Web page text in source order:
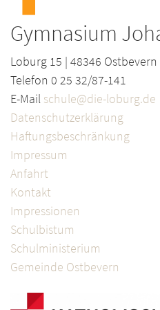
Gymnasium
Loburg 15 | 48346 Ostbevern
Telefon 0 25 32/87-141
E-Mail schule@die-loburg.de
Datenschutzerklärung
Haftungsbeschränkung
Impressum
Anfahrt
Kontakt
Impressionen
Schulbistum
Schulministerium
Gemeinde Ostbevern